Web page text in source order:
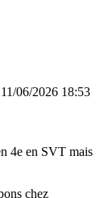
11/06/2026 18:53
4e en SVT mais
chez